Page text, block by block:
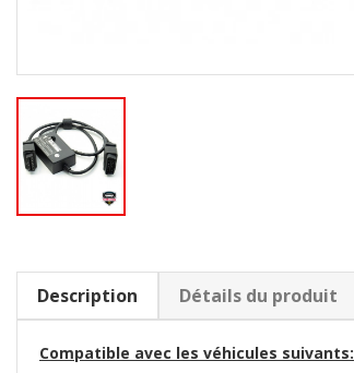
Description Détails du produit
Compatible avec les véhicules suivants: